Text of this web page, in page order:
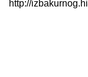
http://